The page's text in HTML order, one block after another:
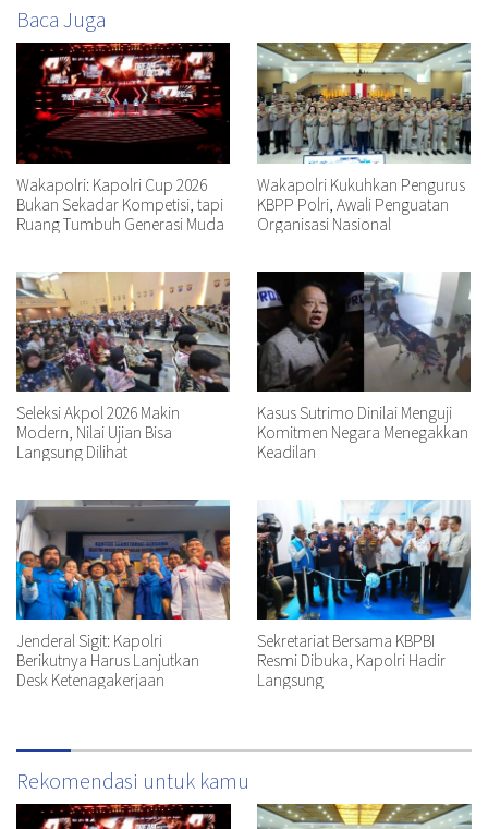
Baca Juga
Wakapolri: Kapolri Cup 2026
Bukan Sekadar Kompetisi, tapi
Ruang Tumbuh Generasi Muda
Wakapolri Kukuhkan Pengurus
KBPP Polri, Awali Penguatan
Organisasi Nasional
Seleksi Akpol 2026 Makin
Modern, Nilai Ujian Bisa
Langsung Dilihat
Kasus Sutrimo Dinilai Menguji
Komitmen Negara Menegakkan
Keadilan
Jenderal Sigit: Kapolri
Berikutnya Harus Lanjutkan
Desk Ketenagakerjaan
Sekretariat Bersama KBPBI
Resmi Dibuka, Kapolri Hadir
Langsung
Rekomendasi untuk kamu